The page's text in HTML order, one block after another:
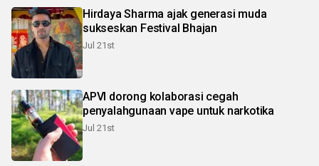
Hirdaya Sharma ajak generasi muda
sukseskan Festival Bhajan
Jul 21st
APVI dorong kolaborasi cegah
penyalahgunaan vape untuk narkotika
Jul 21st